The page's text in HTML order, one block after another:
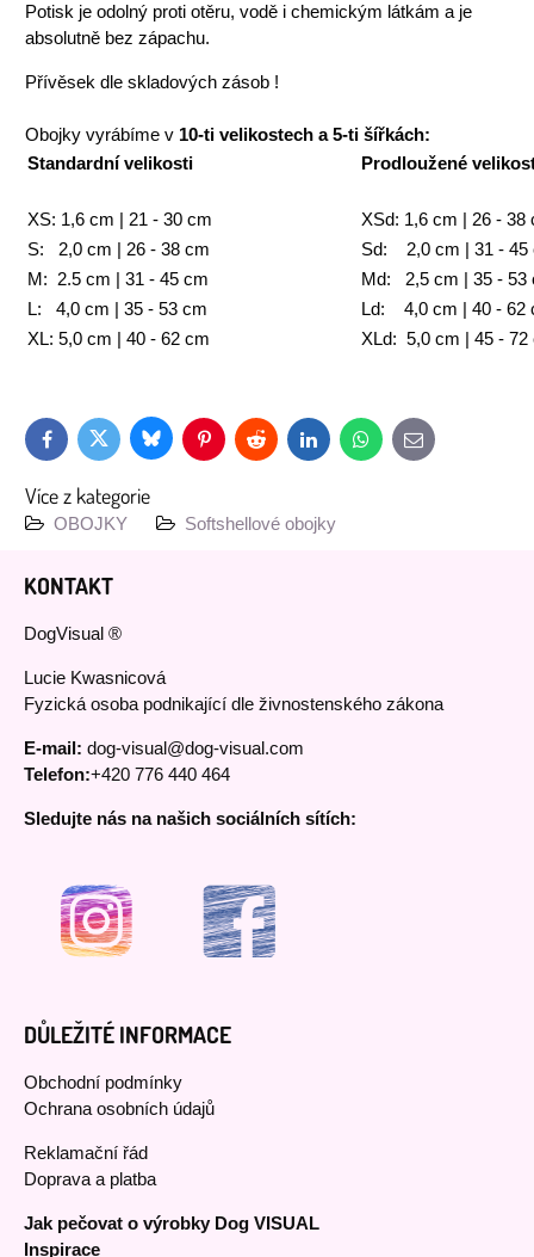
Potisk je odolný proti otěru, vodě i chemickým látkám a je
absolutně bez zápachu.
Přívěsek dle skladových zásob !
Obojky vyrábíme v 10-ti velikostech a 5-ti šířkách:
Standardní velikosti
Prodloužené
XS: 1,6 cm | 21 - 30 cm
XSd: 1,6 cm | 26 - 38
S: 2,0 cm | 26 - 38 cm
Sd: 2,0 cm | 31 - 45
M: 2.5 cm | 31 - 45 cm
Md: 2,5 cm | 35 - 53
L: 4,0 cm | 35 - 53 cm
Ld: 4,0 cm | 40 - 62
XL: 5,0 cm | 40 - 62 cm
XLd: 5,0 cm | 45 - 72
FacebookTwitter BlueskyPinterestReddit LinkedInWhatsApp
E-
mail
Více z kategorie
OBOJKY Softshellové obojky
KONTAKT
DogVisual ®
Lucie Kwasnicová
Fyzická osoba podnikající dle živnostenského zákona
E-mail: dog-visual@dog-visual.com
Telefon:+420 776 440 464
Sledujte nás na našich sociálních sítích:
DŮLEŽITÉ INFORMACE
Obchodní podmínky
Ochrana osobních údajů
Reklamační řád
Doprava a platba
Jak pečovat o výrobky Dog VISUAL
Inspirace